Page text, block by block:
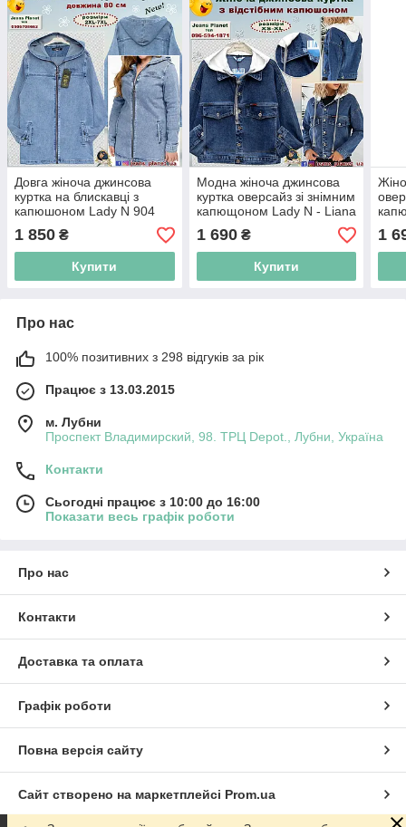
Довга жіноча джинсова
куртка на блискавці з
капюшоном Lady N 904
1 850 ₴
Купити
Модна жіноча джинсова
куртка оверсайз зі знімним
капющоном Lady N - Liana
1 690₴
Купити
1
Про нас
100% позитивних з 298 відгуків за рік
Працює з 13.03.2015
м. Лубни
Проспект Владимирский, 98. ТРЦ Depot., Лубни, Україна
Контакти
Сьогодні працює з 10:00 до 16:00
Показати весь графік роботи
Про нас
Контакти
Доставка та оплата
Графік роботи
Повна версія сайту
Сайт створено на маркетплейсі Prom.ua